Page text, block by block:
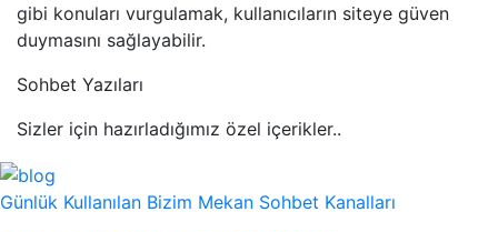
gibi konuları vurgulamak, kullanıcıların siteye güven
duymasını sağlayabilir.
Sohbet Yazıları
Sizler için hazırladığımız özel içerikler..
Günlük Kullanılan Bizim Mekan Sohbet Kanalları